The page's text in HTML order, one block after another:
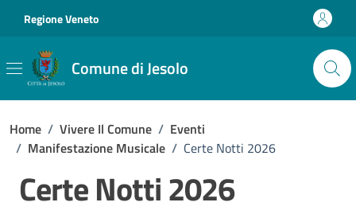
Regione Veneto
Comune di Jesolo
Home / Vivere Il Comune / Eventi
/ Manifestazione Musicale / Certe Notti 2026
Certe Notti 2026